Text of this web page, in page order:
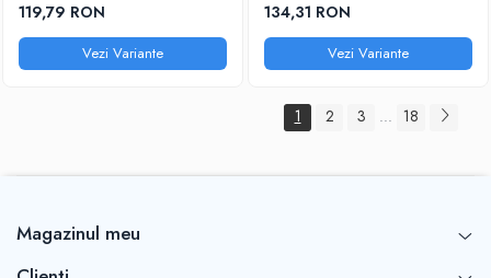
119,79 RON
Vezi Variante
134,31 RON
Vezi Variante
1 2 3 ... 18
Magazinul meu